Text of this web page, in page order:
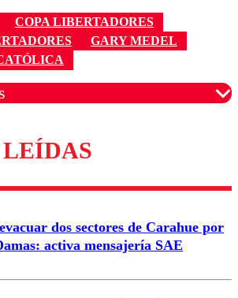
COPA LIBERTADORES
GARY MEDEL
son moderados para garantizar un
diálogo respetuoso.
dos sectores de Carahue por
activa mensajería SAE